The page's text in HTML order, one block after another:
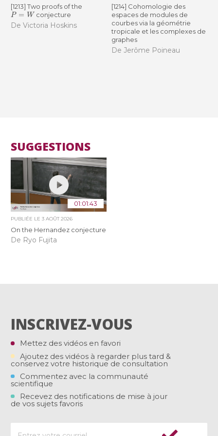
[1213] Two proofs of the
P=W conjecture
De Victoria Hoskins
[1214] Cohomologie des
espaces de modules de
courbes via la géométrie
tropicale et les complexes de
graphes
De Jerôme Poineau
SUGGESTIONS
01:01:43
PUBLIÉE LE3 AOÛT 2026
On the Hernandez conjecture
De Ryo Fujita
INSCRIVEZ-VOUS
Mettez des vidéos en favori
Ajoutez des vidéos à regarder plus tard &
conservez votre historique de consultation
Commentez avec la communauté
scientifique
Recevez des notifications de mise à jour
de vos sujets favoris